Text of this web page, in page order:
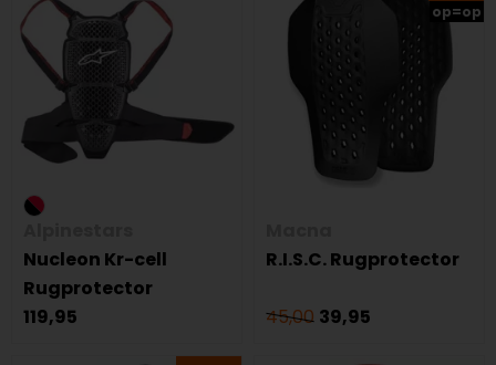
Nucleon Kr-cell
Rugprotector
119,95
op=op
R.I.S.C. Rugprotector
45,00 39,95